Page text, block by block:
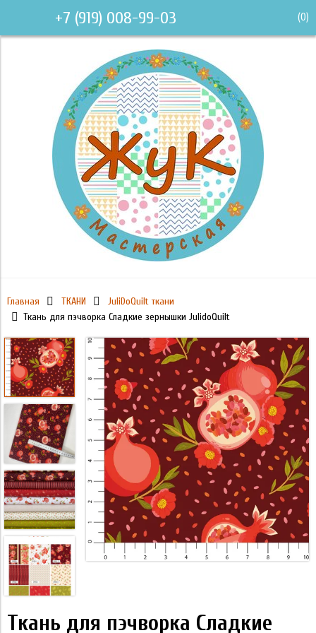
+7 (919) 008-99-03 (0)
Главная ТКАНИ
JuliDoQuilt ткани
Ткань для пэчворка Сладкие зернышки JulidoQuilt
Ткань для пэчворка Сладкие